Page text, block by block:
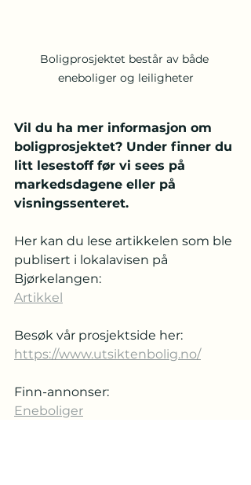
Boligprosjektet består av både
eneboliger og leiligheter
Vil du ha mer informasjon om
boligprosjektet? Under finner du
litt lesestoff før vi sees på
markedsdagene eller på
visningssenteret.
Her kan du lese artikkelen som ble
publisert i lokalavisen på
Bjørkelangen:
Artikkel
Besøk vår prosjektside her:
https://www.utsiktenbolig.no/
Finn-annonser:
Eneboliger